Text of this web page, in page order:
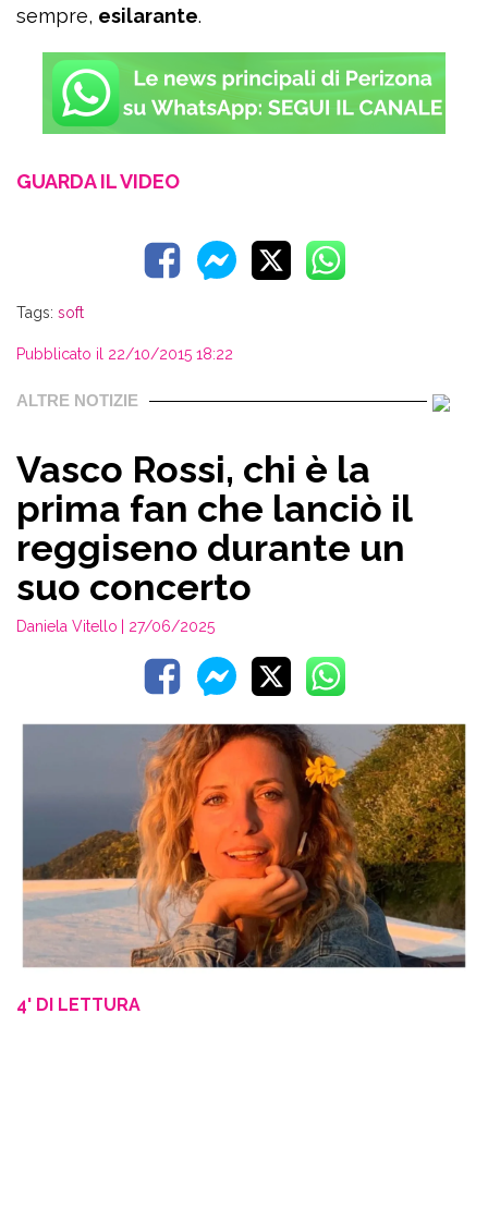
sempre, esilarante.
GUARDA IL VIDEO
Tags: soft
Pubblicato il 22/10/2015 18:22
ALTRE NOTIZIE
Vasco Rossi, chi è la
prima fan che lanciò il
reggiseno durante un
suo concerto
Daniela Vitello | 27/06/2025
4' DI LETTURA